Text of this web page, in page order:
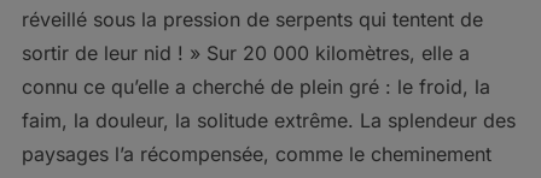
réveillé sous la pression de serpents qui tentent de
sortir de leur nid ! » Sur 20 000 kilomètres, elle a
connu ce qu’elle a cherché de plein gré : le froid, la
faim, la douleur, la solitude extrême. La splendeur des
paysages l’a récompensée, comme le cheminement